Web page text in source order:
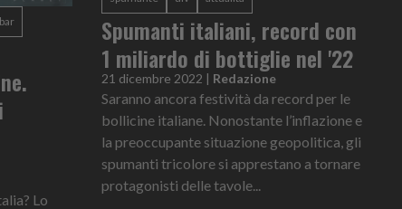
Lo
Spumanti italiani, record con
1 miliardo di bottiglie nel '22
21 dicembre 2022 | Redazione
Saranno ancora festività da record per le
bollicine italiane. Nonostante l’inflazione e
la preoccupante situazione geopolitica, gli
spumanti tricolore si apprestano a tornare
protagonisti delle tavole...